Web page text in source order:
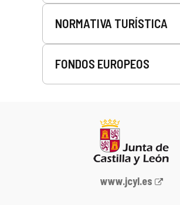
NORMATIVA TURÍSTICA
FONDOS EUROPEOS
Portal
www.jcyl.es